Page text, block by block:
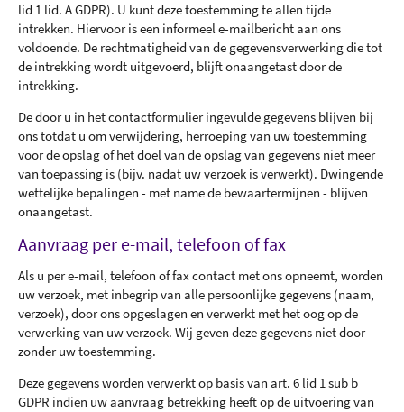
lid 1 lid. A GDPR). U kunt deze toestemming te allen tijde
intrekken. Hiervoor is een informeel e-mailbericht aan ons
voldoende. De rechtmatigheid van de gegevensverwerking die tot
de intrekking wordt uitgevoerd, blijft onaangetast door de
intrekking.
De door u in het contactformulier ingevulde gegevens blijven bij
ons totdat u om verwijdering, herroeping van uw toestemming
voor de opslag of het doel van de opslag van gegevens niet meer
van toepassing is (bijv. nadat uw verzoek is verwerkt). Dwingende
wettelijke bepalingen - met name de bewaartermijnen - blijven
onaangetast.
Aanvraag per e-mail, telefoon of fax
Als u per e-mail, telefoon of fax contact met ons opneemt, worden
uw verzoek, met inbegrip van alle persoonlijke gegevens (naam,
verzoek), door ons opgeslagen en verwerkt met het oog op de
verwerking van uw verzoek. Wij geven deze gegevens niet door
zonder uw toestemming.
Deze gegevens worden verwerkt op basis van art. 6 lid 1 sub b
GDPR indien uw aanvraag betrekking heeft op de uitvoering van